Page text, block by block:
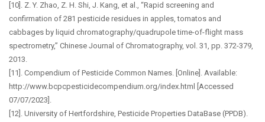
[10]. Z. Y. Zhao, Z. H. Shi, J. Kang, et al., “Rapid screening and
confirmation of 281 pesticide residues in apples, tomatos and
cabbages by liquid chromatography/quadrupole time-of-flight mass
spectrometry,” Chinese Journal of Chromatography, vol. 31, pp. 372-379,
2013.
[11]. Compendium of Pesticide Common Names. [Online]. Available:
http://www.bcpcpesticidecompendium.org/index.html [Accessed
07/07/2023].
[12]. University of Hertfordshire, Pesticide Properties DataBase (PPDB).